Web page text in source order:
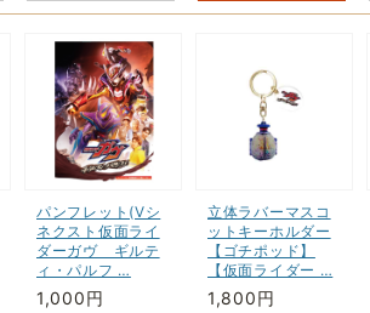
パンフレット(Vシ
ネクスト仮面ライ
ダーガヴ ギルテ
ィ・パルフ …
1,000円
立体ラバーマスコ
ットキーホルダー
【ゴチポッド】
【仮面ライダー …
1,800円